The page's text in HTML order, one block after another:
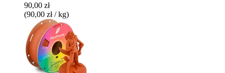
90,00 zł
(90,00 zł / kg)